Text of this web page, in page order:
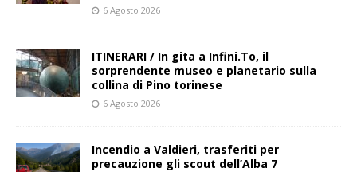
6 Agosto 2026
ITINERARI / In gita a Infini.To, il
sorprendente museo e planetario sulla
collina di Pino torinese
6 Agosto 2026
Incendio a Valdieri, trasferiti per
precauzione gli scout dell’Alba 7